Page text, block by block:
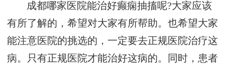
成都哪家医院能治好癫痫抽搐呢?大家应该
有所了解的，希望对大家有所帮助。也希望大家
能注意医院的挑选的，一定要去正规医院治疗这
病。只有正规医院才能治好这病的。同时，患者